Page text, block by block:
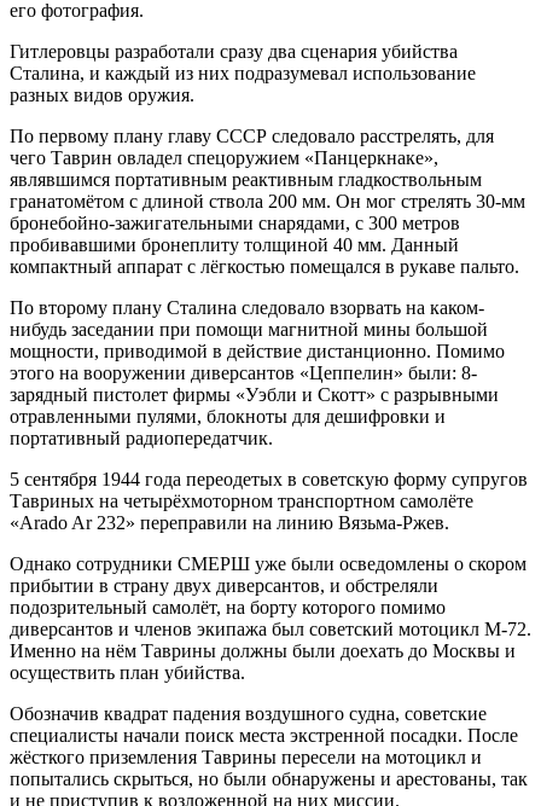
его фотография.
Гитлеровцы разработали сразу два сценария убийства
Сталина, и каждый из них подразумевал использование
разных видов оружия.
По первому плану главу СССР следовало расстрелять, для
чего Таврин овладел спецоружием «Панцеркнаке»,
являвшимся портативным реактивным гладкоствольным
гранатомётом с длиной ствола 200 мм. Он мог стрелять 30-мм
бронебойно-зажигательными снарядами, с 300 метров
пробивавшими бронеплиту толщиной 40 мм. Данный
компактный аппарат с лёгкостью помещался в рукаве пальто.
По второму плану Сталина следовало взорвать на каком-
нибудь заседании при помощи магнитной мины большой
мощности, приводимой в действие дистанционно. Помимо
этого на вооружении диверсантов «Цеппелин» были: 8-
зарядный пистолет фирмы «Уэбли и Скотт» с разрывными
отравленными пулями, блокноты для дешифровки и
портативный радиопередатчик.
5 сентября 1944 года переодетых в советскую форму супругов
Тавриных на четырёхмоторном транспортном самолёте
«Arado Ar 232» переправили на линию Вязьма-Ржев.
Однако сотрудники СМЕРШ уже были осведомлены о скором
прибытии в страну двух диверсантов, и обстреляли
подозрительный самолёт, на борту которого помимо
диверсантов и членов экипажа был советский мотоцикл М-72.
Именно на нём Таврины должны были доехать до Москвы и
осуществить план убийства.
Обозначив квадрат падения воздушного судна, советские
специалисты начали поиск места экстренной посадки. После
жёсткого приземления Таврины пересели на мотоцикл и
попытались скрыться, но были обнаружены и арестованы, так
и не приступив к возложенной на них миссии.